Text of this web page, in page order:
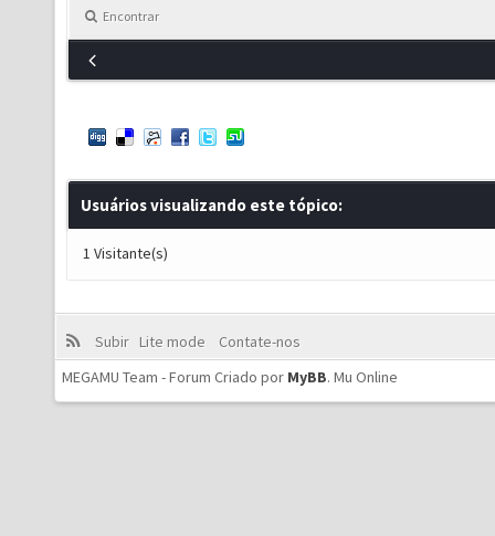
Encontrar
Usuários visualizando este tópico:
1 Visitante(s)
Subir Lite mode
Contate-nos
MEGAMU Team - Forum Criado por MyBB. Mu Online